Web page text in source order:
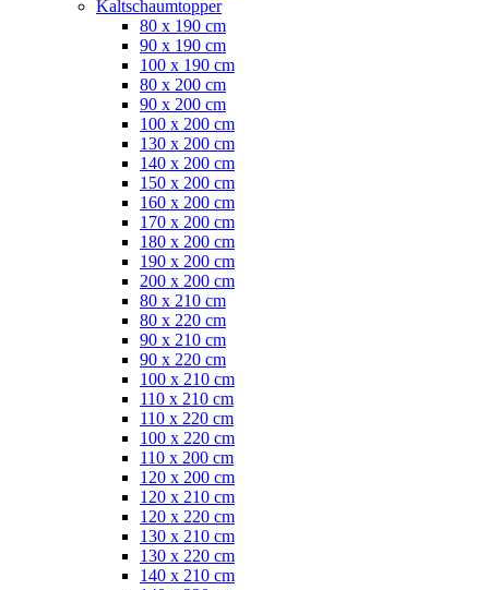
Kaltschaumtopper
80 x 190 cm
90 x 190 cm
100 x 190 cm
80 x 200 cm
90 x 200 cm
100 x 200 cm
130 x 200 cm
140 x 200 cm
150 x 200 cm
160 x 200 cm
170 x 200 cm
180 x 200 cm
190 x 200 cm
200 x 200 cm
80 x 210 cm
80 x 220 cm
90 x 210 cm
90 x 220 cm
100 x 210 cm
110 x 210 cm
110 x 220 cm
100 x 220 cm
110 x 200 cm
120 x 200 cm
120 x 210 cm
120 x 220 cm
130 x 210 cm
130 x 220 cm
140 x 210 cm